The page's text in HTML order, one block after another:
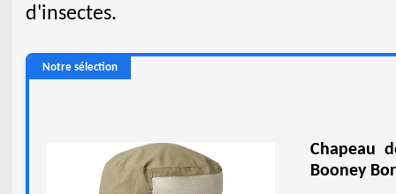
d'insectes.
Notre sélection
Chapeau
Booney